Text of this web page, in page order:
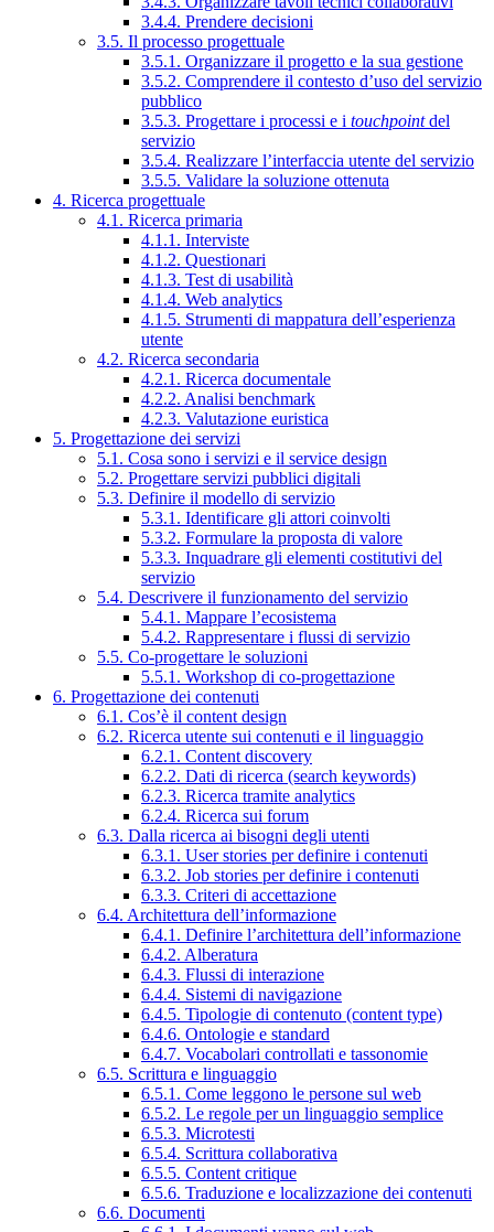
3.4.4. Prendere decisioni
3.5. Il processo progettuale
3.5.1. Organizzare il progetto e la sua gestione
3.5.2. Comprendere il contesto d’uso del servizio
pubblico
3.5.3. Progettare i processi e i touchpointdel
servizio
3.5.4. Realizzare l’interfaccia utente del servizio
3.5.5. Validare la soluzione ottenuta
4. Ricerca progettuale
4.1. Ricerca primaria
4.1.1. Interviste
4.1.2. Questionari
4.1.3. Test di usabilità
4.1.4. Web analytics
4.1.5. Strumenti di mappatura dell’esperienza
utente
4.2. Ricerca secondaria
4.2.1. Ricerca documentale
4.2.2. Analisi benchmark
4.2.3. Valutazione euristica
5. Progettazione dei servizi
5.1. Cosa sono i servizi e il service design
5.2. Progettare servizi pubblici digitali
5.3. Definire il modello di servizio
5.3.1. Identificare gli attori coinvolti
5.3.2. Formulare la proposta di valore
5.3.3. Inquadrare gli elementi costitutivi del
servizio
5.4. Descrivere il funzionamento del servizio
5.4.1. Mappare l’ecosistema
5.4.2. Rappresentare i flussi di servizio
5.5. Co-progettare le soluzioni
5.5.1. Workshop di co-progettazione
6. Progettazione dei contenuti
6.1. Cos’è il content design
6.2. Ricerca utente sui contenuti e il linguaggio
6.2.1. Content discovery
6.2.2. Dati di ricerca (search keywords)
6.2.3. Ricerca tramite analytics
6.2.4. Ricerca sui forum
6.3. Dalla ricerca ai bisogni degli utenti
6.3.1. User stories per definire i contenuti
6.3.2. Job stories per definire i contenuti
6.3.3. Criteri di accettazione
6.4. Architettura dell’informazione
6.4.1. Definire l’architettura dell’informazione
6.4.2. Alberatura
6.4.3. Flussi di interazione
6.4.4. Sistemi di navigazione
6.4.5. Tipologie di contenuto (content type)
6.4.6. Ontologie e standard
6.4.7. Vocabolari controllati e tassonomie
6.5. Scrittura e linguaggio
6.5.1. Come leggono le persone sul web
6.5.2. Le regole per un linguaggio semplice
6.5.3. Microtesti
6.5.4. Scrittura collaborativa
6.5.5. Content critique
6.5.6. Traduzione e localizzazione dei contenuti
6.6. Documenti